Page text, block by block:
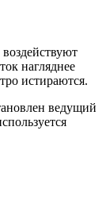
нагляднее
истираются.
ведущий